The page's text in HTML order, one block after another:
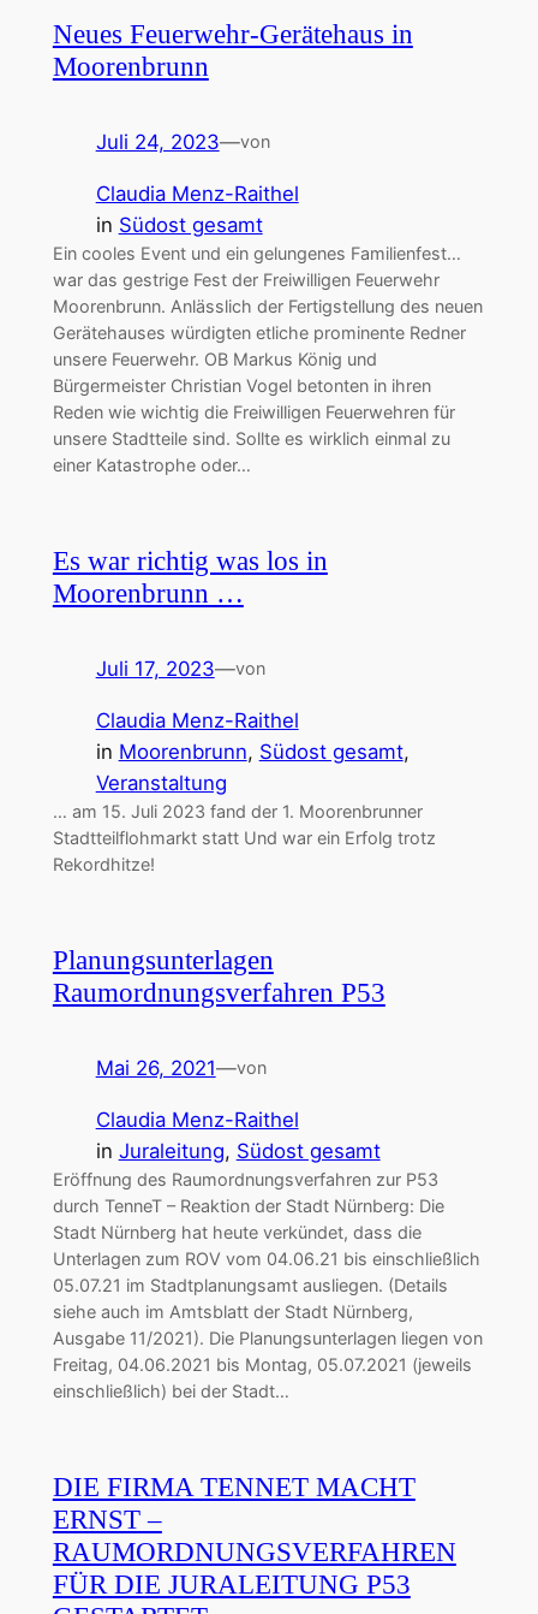
Neues Feuerwehr-Gerätehaus in
Moorenbrunn
Juli 24, 2023—von
Claudia Menz-Raithel
in Südost gesamt
Ein cooles Event und ein gelungenes Familienfest…
war das gestrige Fest der Freiwilligen Feuerwehr
Moorenbrunn. Anlässlich der Fertigstellung des neuen
Gerätehauses würdigten etliche prominente Redner
unsere Feuerwehr. OB Markus König und
Bürgermeister Christian Vogel betonten in ihren
Reden wie wichtig die Freiwilligen Feuerwehren für
unsere Stadtteile sind. Sollte es wirklich einmal zu
einer Katastrophe oder…
Es war richtig was los in
Moorenbrunn …
Juli 17, 2023—von
Claudia Menz-Raithel
in Moorenbrunn, Südost gesamt
Veranstaltung
… am 15. Juli 2023 fand der 1. Moorenbrunner
Stadtteilflohmarkt statt Und war ein Erfolg trotz
Rekordhitze!
Planungsunterlagen
Raumordnungsverfahren P53
Mai 26, 2021—von
Claudia Menz-Raithel
in Juraleitung, Südost gesamt
Eröffnung des Raumordnungsverfahren zur P53
durch TenneT – Reaktion der Stadt Nürnberg: Die
Stadt Nürnberg hat heute verkündet, dass die
Unterlagen zum ROV vom 04.06.21 bis einschließlich
05.07.21 im Stadtplanungsamt ausliegen. (Details
siehe auch im Amtsblatt der Stadt Nürnberg,
Ausgabe 11/2021). Die Planungsunterlagen liegen von
Freitag, 04.06.2021 bis Montag, 05.07.2021 (jeweils
einschließlich) bei der Stadt…
DIE FIRMA TENNET MACHT
ERNST –
RAUMORDNUNGSVERFAHREN
FÜR DIE JURALEITUNG P53